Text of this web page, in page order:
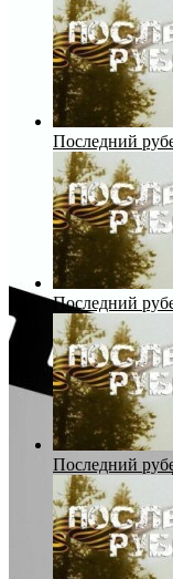
Последний
Последний
Последний